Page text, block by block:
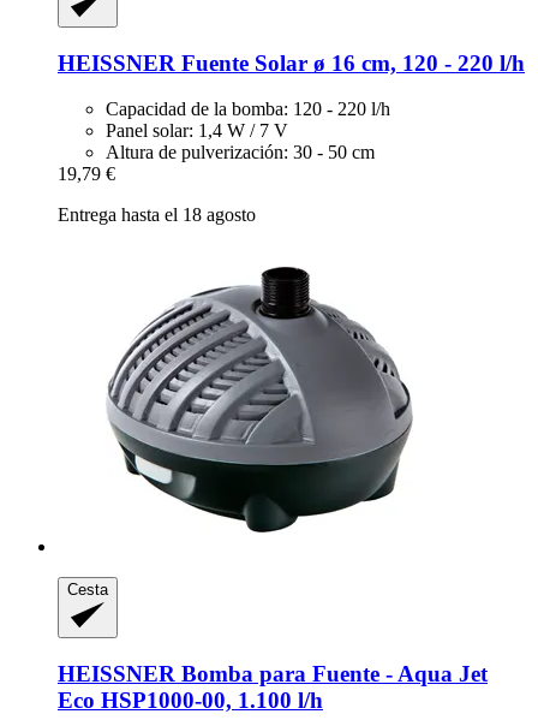
HEISSNER Fuente Solar ø 16 cm, 120 -​ 220 l/h
Capacidad de la bomba: 120 - 220 l/h
Panel solar: 1,4 W / 7 V
Altura de pulverización: 30 - 50 cm
19,79 €
Entrega hasta el 18 agosto
Cesta
HEISSNER Bomba para Fuente -​ Aqua Jet
Eco HSP1000-​00, 1.100 l/h